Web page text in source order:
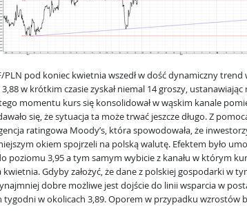
PLN pod koniec kwietnia wszedł w dość dynamiczny trend
w krótkim czasie zyskał niemal 14 groszy,
momentu kurs się konsolidował w wąskim kanale
się, że sytuacja ta może trwać jeszcze długo. Z
ratingowa Moody’s, która spowodowała, że
okiem spojrzeli na polską walutę. Efektem było
poziomu 3,95 a tym samym wybicie z kanału w którym
kwietnia. Gdyby założyć, że dane z polskiej gospodarki w
dobre możliwe jest dojście do linii wsparcia w
tygodni w okolicach 3,89. Oporem w przypadku wzrostów